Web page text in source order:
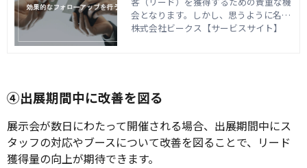
の記事では、展示会でよくある説明員の
NG行動や成果につなげるための対応の
は？
会となります。しかし、思うように名刺
交換を行えない、名刺交換をしたものの
ップについて解説します。
株式会社ビークス【サービスサイト】
④出展期間中に改善を図る
展示会が数日にわたって開催される場合、出展期間中にス
タッフの対応やブースについて改善を図ることで、リード
獲得量の向上が期待できます。